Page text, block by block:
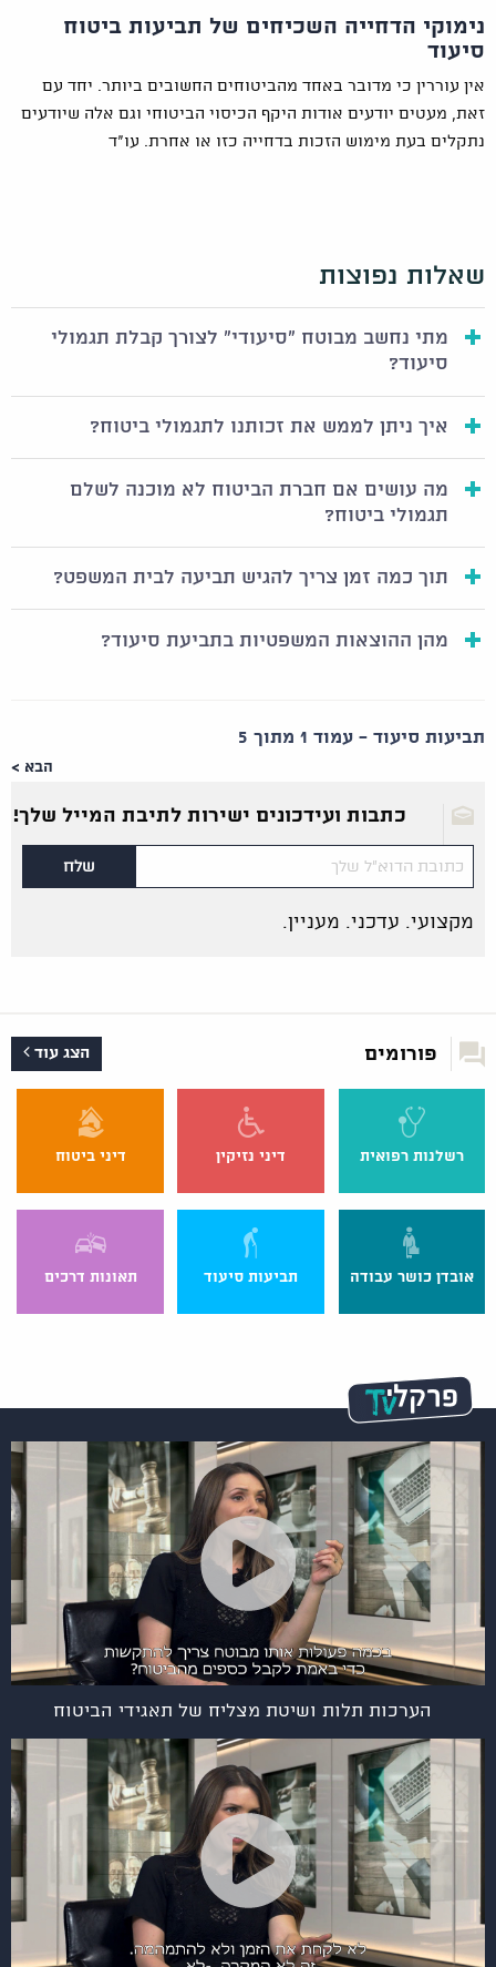
נימוקי הדחייה השכיחים של תביעות ביטוח
סיעוד
אין עוררין כי מדובר באחד מהביטוחים החשובים ביותר. יחד עם
זאת, מעטים יודעים אודות היקף הכיסוי הביטוחי וגם אלה שיודעים
נתקלים בעת מימוש הזכות בדחייה כזו או אחרת. עו"ד
שאלות נפוצות
מתי נחשב מבוטח "סיעודי" לצורך קבלת תגמולי
סיעוד?
איך ניתן לממש את זכותנו לתגמולי ביטוח?
מה עושים אם חברת הביטוח לא מוכנה לשלם
תגמולי ביטוח?
תוך כמה זמן צריך להגיש תביעה לבית המשפט?
מהן ההוצאות המשפטיות בתביעת סיעוד?
תביעות סיעוד - עמוד 1 מתוך 5
הבא >
כתבות ועידכונים ישירות לתיבת המייל שלך!
מקצועי. עדכני. מעניין.
פורומים הצג עוד
רשלנות רפואית דיני נזיקין דיני ביטוח
אובדן כושר עבודה תביעות סיעוד תאונות דרכים
הערכות תלות ושיטת מצליח של תאגידי הביטוח